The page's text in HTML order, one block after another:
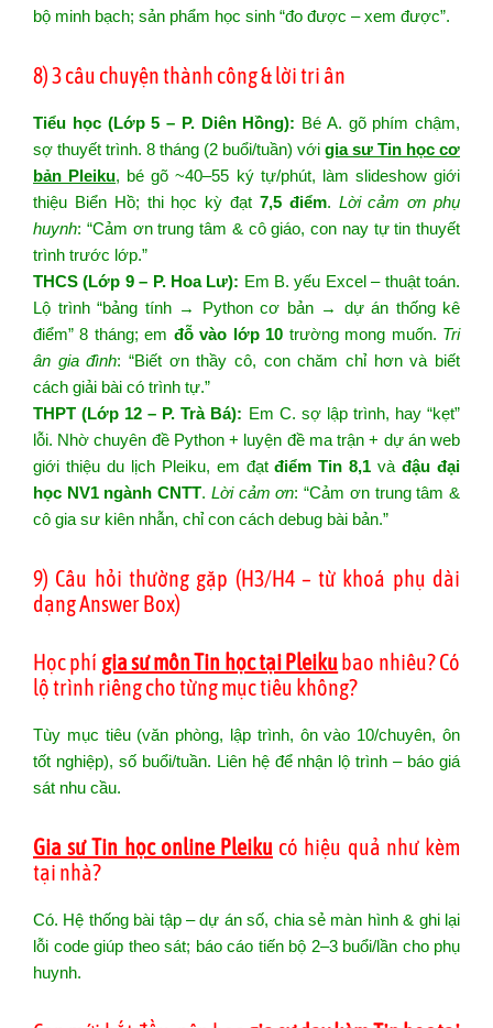
bộ minh bạch; sản phẩm học sinh “đo được – xem được”.
8) 3 câu chuyện thành công & lời tri ân
Tiểu học (Lớp 5 – P. Diên Hồng): Bé A. gõ phím chậm,
sợ thuyết trình. 8 tháng (2 buổi/tuần) với gia sư Tin học cơ
bản Pleiku, bé gõ ~40–55 ký tự/phút, làm slideshow giới
thiệu Biển Hồ; thi học kỳ đạt 7,5 điểm. Lời cảm ơn phụ
huynh: “Cảm ơn trung tâm & cô giáo, con nay tự tin thuyết
trình trước lớp.”
THCS (Lớp 9 – P. Hoa Lư): Em B. yếu Excel – thuật toán.
Lộ trình “bảng tính → Python cơ bản → dự án thống kê
điểm” 8 tháng; em đỗ vào lớp 10 trường mong muốn. Tri
ân gia đình: “Biết ơn thầy cô, con chăm chỉ hơn và biết
cách giải bài có trình tự.”
THPT (Lớp 12 – P. Trà Bá): Em C. sợ lập trình, hay “kẹt”
lỗi. Nhờ chuyên đề Python + luyện đề ma trận + dự án web
giới thiệu du lịch Pleiku, em đạtđiểm Tin 8,1 vàđậu đại
học NV1 ngành CNTT. Lời cảm ơn: “Cảm ơn trung tâm &
cô gia sư kiên nhẫn, chỉ con cách debug bài bản.”
9) Câu hỏi thường gặp (H3/H4 – từ khoá phụ dài
dạng Answer Box)
Học phí gia sư môn Tin học tại Pleiku bao nhiêu? Có
lộ trình riêng cho từng mục tiêu không?
Tùy mục tiêu (văn phòng, lập trình, ôn vào 10/chuyên, ôn
tốt nghiệp), số buổi/tuần. Liên hệ để nhận lộ trình – báo giá
sát nhu cầu.
Gia sư Tin học online Pleiku có hiệu quả như kèm
tại nhà?
Có. Hệ thống bài tập – dự án số, chia sẻ màn hình & ghi lại
lỗi code giúp theo sát; báo cáo tiến bộ 2–3 buổi/lần cho phụ
huynh.